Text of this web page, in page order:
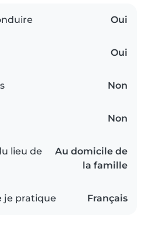
Oui
Oui
Non
Non
lieu de
Au domicile de
la famille
je pratique Français